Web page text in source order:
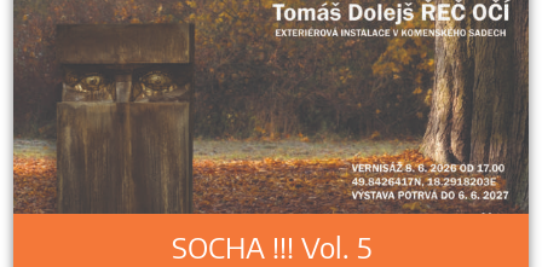
SOCHA !!! Vol. 5